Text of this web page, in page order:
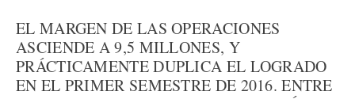
EL MARGEN DE LAS OPERACIONES
ASCIENDE A 9,5 MILLONES, Y
PRÁCTICAMENTE DUPLICA EL LOGRADO
EN EL PRIMER SEMESTRE DE 2016. ENTRE